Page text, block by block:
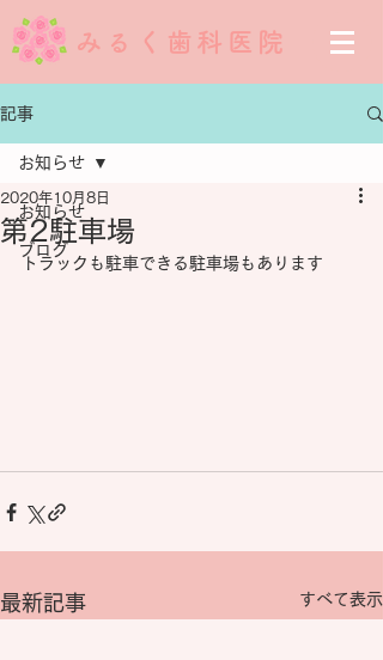
みるく歯科医院
記事
お知らせ
ブログ
お知らせ
第2駐車場
2020年10月8日
トラックも駐車できる駐車場もあります
最新記事 すべて表示